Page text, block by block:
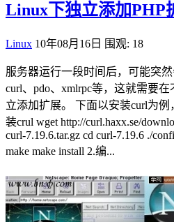
Linux下独立添加PHP
Linux 10年08月16日 围观: 18
服务器运行一段时间后，可能突
curl、pdo、xmlrpc等，这就需要
立添加扩展。 下面以安装curl为
装crul wget http://curl.haxx.se/
curl-7.19.6.tar.gz cd curl-7.19.6 ./
make make install 2.编...